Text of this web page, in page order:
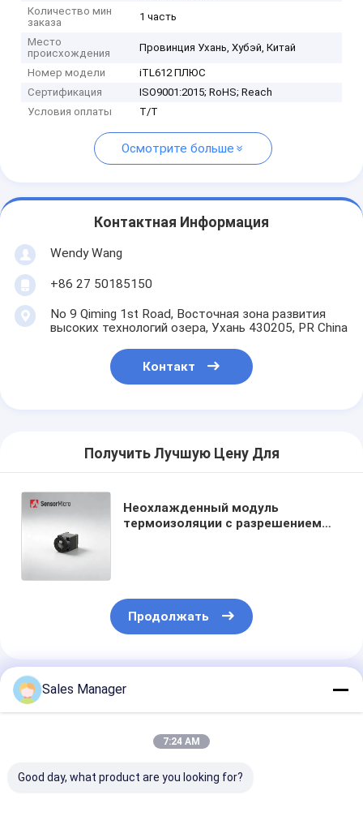
Количество мин
заказа
1 часть
Место
происхождения
Провинция Ухань, Хубэй, Китай
Номер модели
iTL612 ПЛЮС
Сертификация
ISO9001:2015; RoHS; Reach
Условия оплаты
Т/Т
Осмотрите больше
Контактная Информация
Wendy Wang
+86 27 50185150
No 9 Qiming 1st Road, Восточная зона развития
высоких технологий озера, Ухань 430205, PR China
Контакт
Получить Лучшую Цену Для
Неохлажденный модуль
термоизоляции с разрешением
Продолжать
Порекомендованные Продукты
Sales Manager
7:24 AM
Good day, what product are you looking for?